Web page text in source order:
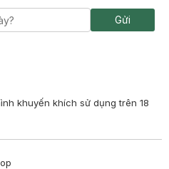
Gửi
khuyến khích sử dụng trên 18